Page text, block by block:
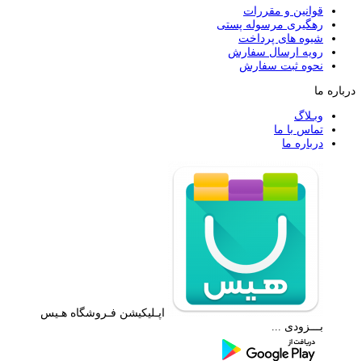
قوانین و مقررات
رهگیری مرسوله پستی
شیوه های پرداخت
رویه ارسال سفارش
نحوه ثبت سفارش
درباره ما
وبـلاگ
تماس با ما
درباره ما
اپـلیکیشن فـروشگاه هـیس
بـــزودی ...